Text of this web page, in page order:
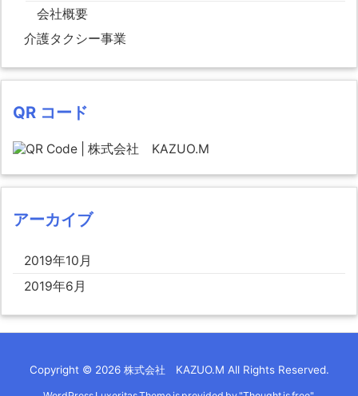
会社概要
介護タクシー事業
QR コード
アーカイブ
2019年10月
2019年6月
Copyright © 2026 株式会社 KAZUO.M All Rights Reserved.